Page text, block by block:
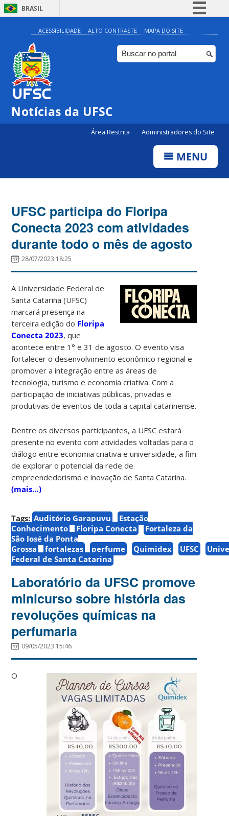
BRASIL
Simplifique!
Comunica BR
Participe
ACESSIBILIDADE ALTO CONTRASTE MAPA DO SITE
Notícias da UFSC
Área Restrita Administradores do Site
MENU
UFSC participa do Floripa
Conecta 2023 com atividades
durante todo o mês de agosto
28/07/2023 18:25
A Universidade Federal de
Santa Catarina (UFSC)
marcará presença na
terceira edição do Floripa
Conecta 2023, que
acontece entre 1° e 31 de agosto. O evento visa
fortalecer o desenvolvimento econômico regional e
promover a integração entre as áreas de
tecnologia, turismo e economia criativa. Com a
participação de iniciativas públicas, privadas e
produtivas de eventos de toda a capital catarinense.
Dentre os diversos participantes, a UFSC estará
presente no evento com atividades voltadas para o
diálogo entre economia criativa e universidade, a fim
de explorar o potencial da rede de
empreendedorismo e inovação de Santa Catarina.
(mais…)
Tags: Auditório Garapuvu
Estação
Conhecimento
Floripa Conecta
Fortaleza da
São José da Ponta
Grossa
fortalezas perfume Quimidex UFSC
Federal de Santa Catarina
Laboratório da UFSC promove
minicurso sobre história das
revoluções químicas na
perfumaria
09/05/2023 15:46
O